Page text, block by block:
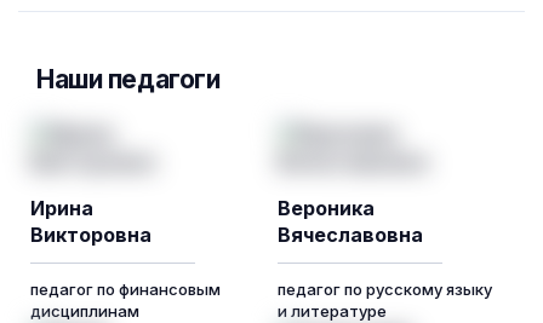
Наши педагоги
Ирина
Викторовна
педагог по финансовым
дисциплинам
Вероника
Вячеславовна
педагог по русскому языку
и литературе